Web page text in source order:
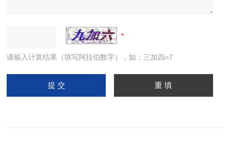
请输入计算结果（填写阿拉伯数字），如：三加四=7